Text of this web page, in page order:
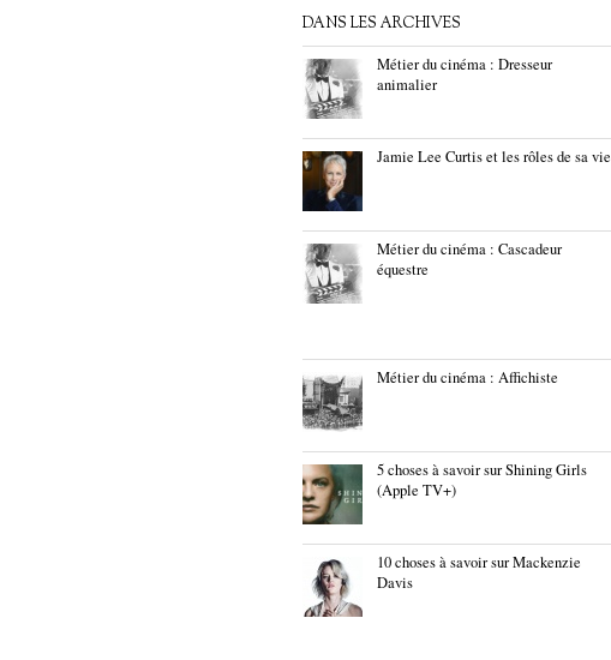
DANS LES ARCHIVES
Métier du cinéma : Dresseur
animalier
Jamie Lee Curtis et les rôles de sa vie
Métier du cinéma : Cascadeur
équestre
Métier du cinéma : Affichiste
5 choses à savoir sur Shining Girls
(Apple TV+)
10 choses à savoir sur Mackenzie
Davis